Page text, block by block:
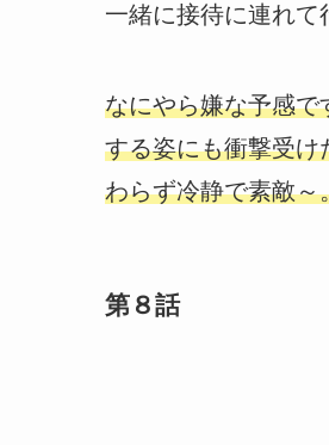
一緒に接待に連れて
なにやら嫌な予感で
する姿にも衝撃受け
わらず冷静で素敵～
第８話